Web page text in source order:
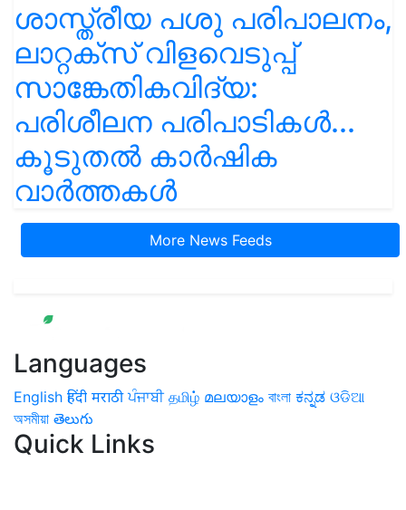
ശാസ്ത്രീയ പശു പരിപാലനം,
ലാറ്റക്സ് വിളവെടുപ്പ്
സാങ്കേതികവിദ്യ:
പരിശീലന പരിപാടികൾ...
കൂടുതൽ കാർഷിക
വാർത്തകൾ
More News Feeds
Languages
English हिंदी मराठी ਪੰਜਾਬੀ தமிழ் മലയാളം বাংলা ಕನ್ನಡ ଓଡିଆ
অসমীয়া తెలుగు
Quick Links